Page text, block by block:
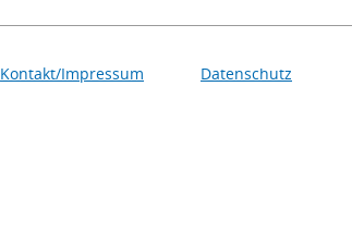
Kontakt/Impressum Datenschutz